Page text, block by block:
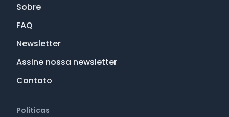
Sobre
FAQ
Newsletter
Assine nossa newsletter
Contato
Políticas